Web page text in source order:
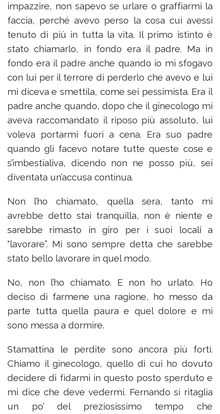
impazzire, non sapevo se urlare o graffiarmi la
faccia, perché avevo perso la cosa cui avessi
tenuto di più in tutta la vita. Il primo istinto è
stato chiamarlo, in fondo era il padre. Ma in
fondo era il padre anche quando io mi sfogavo
con lui per il terrore di perderlo che avevo e lui
mi diceva e smettila, come sei pessimista. Era il
padre anche quando, dopo che il ginecologo mi
aveva raccomandato il riposo più assoluto, lui
voleva portarmi fuori a cena. Era suo padre
quando gli facevo notare tutte queste cose e
s’imbestialiva, dicendo non ne posso più, sei
diventata un’accusa continua.
Non l’ho chiamato, quella sera, tanto mi
avrebbe detto stai tranquilla, non è niente e
sarebbe rimasto in giro per i suoi locali a
“lavorare”. Mi sono sempre detta che sarebbe
stato bello lavorare in quel modo.
No, non l’ho chiamato. E non ho urlato. Ho
deciso di farmene una ragione, ho messo da
parte tutta quella paura e quel dolore e mi
sono messa a dormire.
Stamattina le perdite sono ancora più forti.
Chiamo il ginecologo, quello di cui ho dovuto
decidere di fidarmi in questo posto sperduto e
mi dice che deve vedermi. Fernando si ritaglia
un po’ del preziosissimo tempo che